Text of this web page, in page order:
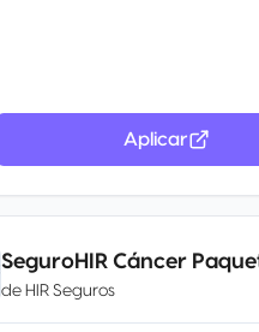
Aplicar
SeguroHIR Cáncer
de HIR Seguros